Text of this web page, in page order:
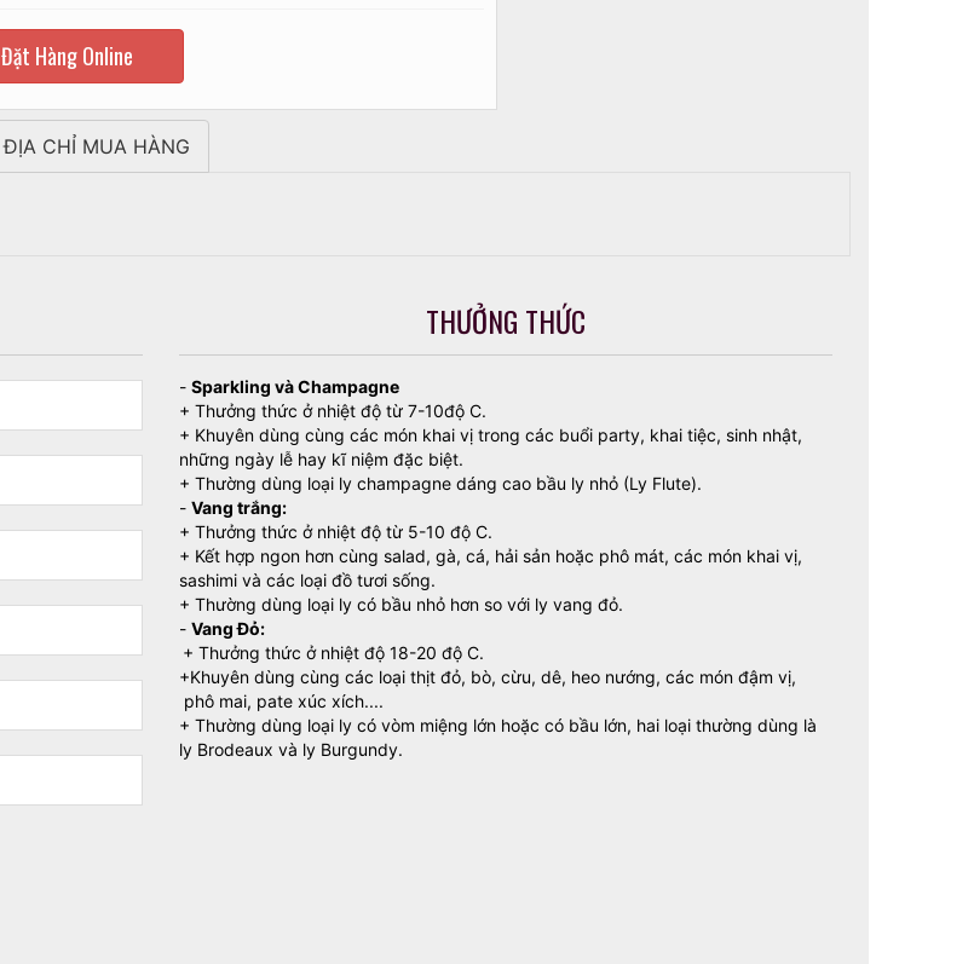
Đặt Hàng Online
ĐỊA CHỈ MUA HÀNG
THƯỞNG THỨC
- Sparkling và Champagne
+ Thưởng thức ở nhiệt độ từ 7-10độ C.
+ Khuyên dùng cùng các món khai vị trong các buổi party, khai tiệc, sinh nhật,
những ngày lễ hay kĩ niệm đặc biệt.
+ Thường dùng loại ly champagne dáng cao bầu ly nhỏ (Ly Flute).
- Vang trắng:
+ Thưởng thức ở nhiệt độ từ 5-10 độ C.
+ Kết hợp ngon hơn cùng salad, gà, cá, hải sản hoặc phô mát, các món khai vị,
sashimi và các loại đồ tươi sống.
+ Thường dùng loại ly có bầu nhỏ hơn so với ly vang đỏ.
- Vang Đỏ:
+ Thưởng thức ở nhiệt độ 18-20 độ C.
+Khuyên dùng cùng các loại thịt đỏ, bò, cừu, dê, heo nướng, các món đậm vị,
phô mai, pate xúc xích....
+ Thường dùng loại ly có vòm miệng lớn hoặc có bầu lớn, hai loại thường dùng là
ly Brodeaux và ly Burgundy.